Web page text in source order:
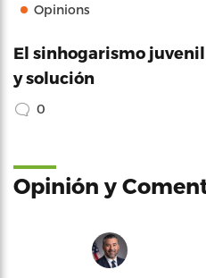
Opinions
El sinhogarismo
y solución
0
Opinión y